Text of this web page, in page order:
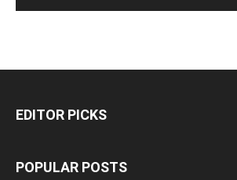
EDITOR PICKS
POPULAR POSTS